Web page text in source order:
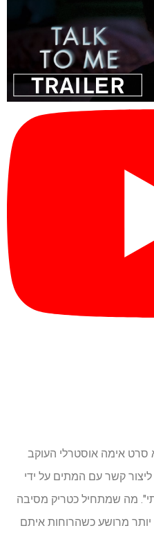
סרט אימה אוסטרלי העוקב
קשר עם המתים על ידי
מה שמתחיל כטריק מסיבה
מרושע כשהרוחות איתם